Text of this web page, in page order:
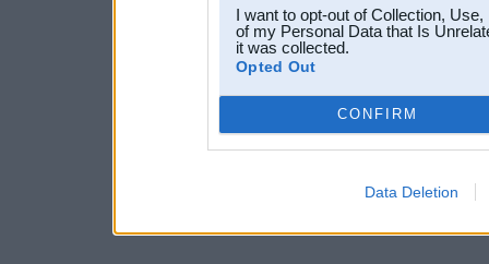
I want to opt-out of Collection,
of my Personal Data that Is
it was collected.
Opted Out
CONFIRM
Data Deletion